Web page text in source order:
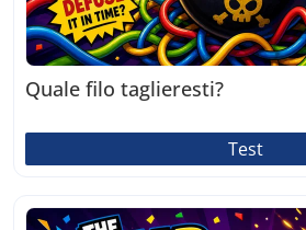
Quale filo taglieresti?
Test